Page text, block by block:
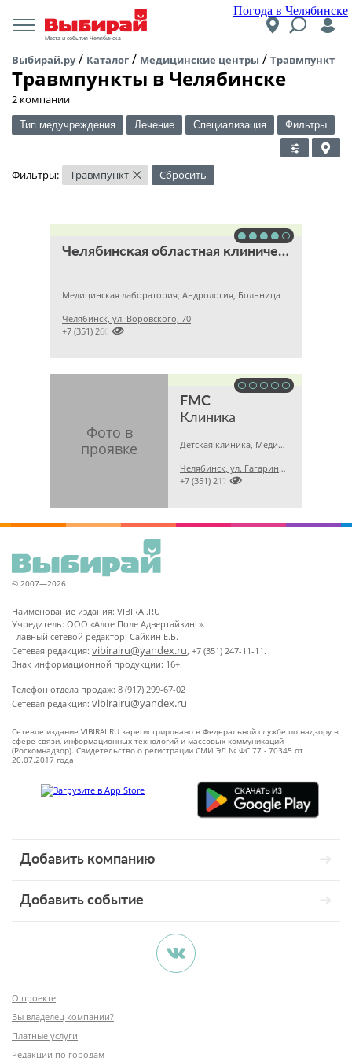
Погода в Челябинске
Места и события Челябинска
Выбирай.ру/ Каталог / Медицинские центры / Травмпункт
Травмпункты в Челябинске
2 компании
Тип медучреждения Лечение Специализация Фильтры
Фильтры: Травмпункт × Сбросить
Челябинская областная клиническая больница
Медицинская лаборатория, Андрология, Больница
Челябинск, ул. Воровского, 70

+7 (351) 2609824
FMC
Клиника
Детская клиника, Медицинская лаборатория, Гинекология
Челябинск, ул. Гагарина, 5 А

+7 (351) 2173679
© 2007—2026
Наименование издания: VIBIRAI.RU
Учредитель: ООО «Алое Поле Адвертайзинг».
Главный сетевой редактор: Сайкин Е.Б.
Сетевая редакция: vibirairu@yandex.ru, +7 (351) 247-11-11.
Знак информационной продукции: 16+.
Телефон отдела продаж: 8 (917) 299-67-02
Сетевая редакция: vibirairu@yandex.ru
Сетевое издание VIBIRAI.RU зарегистрировано в Федеральной службе по надзору в
сфере связи, информационных технологий и массовых коммуникаций
(Роскомнадзор). Свидетельство о регистрации СМИ ЭЛ № ФС 77 - 70345 от
20.07.2017 года
Добавить компанию
Добавить событие
О проекте
Вы владелец компании?
Платные услуги
Редакции по городам